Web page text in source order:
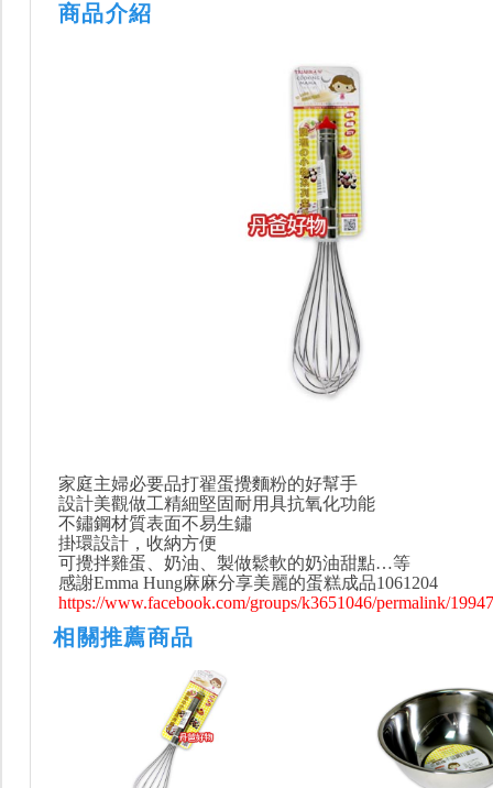
商品介紹
家庭主婦必要品打翟蛋攪麵粉的好幫手
設計美觀做工精細堅固耐用具抗氧化功能
不鏽鋼材質表面不易生鏽
掛環設計，收納方便
可攪拌雞蛋、奶油、製做鬆軟的奶油甜點…等
感謝Emma Hung麻麻分享美麗的蛋糕成品1061204
https://www.facebook.com/groups/k3651046/permalink/
相關推薦商品